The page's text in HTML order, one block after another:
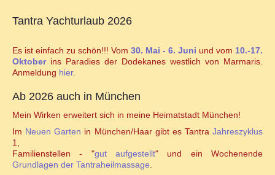
Familienstellen und Sexualität
Familienstellen und Tantra
Jahreszyklen
Seminare für Paare
Tantra Yachturlaub 2026
Es ist einfach zu schön!!! Vom 30. Mai - 6. Juni und vom 10.-17.
Oktober ins Paradies der Dodekanes westlich von Marmaris.
Anmeldung hier.
Ab 2026 auch in München
Mein Wirken erweitert sich in meine Heimatstadt München!
Im Neuen Garten in München/Haar gibt es Tantra Jahreszyklus
1,
Familienstellen - "gut aufgestellt" und ein Wochenende
Grundlagen der Tantraheilmassage